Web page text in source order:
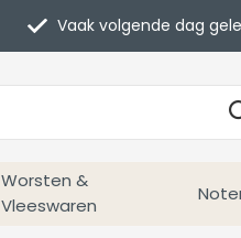
Worsten &
Vleeswaren
Vaak volgende dag geleverd